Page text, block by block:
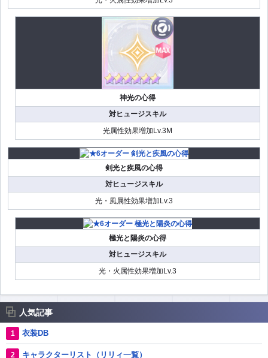
神光の心得
対ヒュージスキル
光属性効果増加Lv.3M
剣光と疾風の心得
対ヒュージスキル
光・風属性効果増加Lv.3
極光と陽炎の心得
対ヒュージスキル
光・火属性効果増加Lv.3
人気記事
衣装DB
キャラクターリスト（リリィ一覧）